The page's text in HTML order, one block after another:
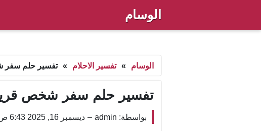
الوسام
الوسام » تفسير الاحلام » تفسير حلم سفر
تفسير حلم سفر شخص
بواسطة: admin – ديسمبر 16, 2025 6:43 ص